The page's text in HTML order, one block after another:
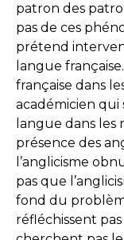
patron des
pas de ces
prétend
langue
française dans
académicien
langue dans les
présence des
l’anglicisme
pas que
fond du
réfléchissent